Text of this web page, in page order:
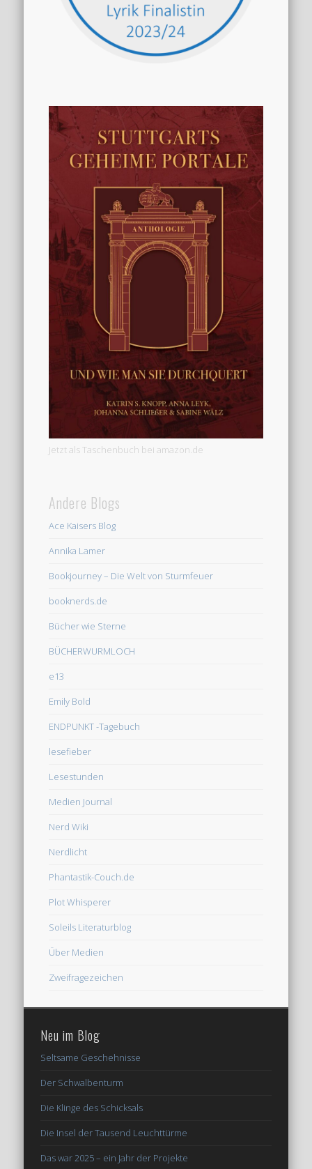
Jetzt als Taschenbuch bei amazon.de
Andere Blogs
Ace Kaisers Blog
Annika Lamer
Bookjourney – Die Welt von Sturmfeuer
booknerds.de
Bücher wie Sterne
BÜCHERWURMLOCH
e13
Emily Bold
ENDPUNKT -Tagebuch
lesefieber
Lesestunden
Medien Journal
Nerd Wiki
Nerdlicht
Phantastik-Couch.de
Plot Whisperer
Soleils Literaturblog
Über Medien
Zweifragezeichen
Neu im Blog
Seltsame Geschehnisse
Der Schwalbenturm
Die Klinge des Schicksals
Die Insel der Tausend Leuchttürme
Das war 2025 – ein Jahr der Projekte